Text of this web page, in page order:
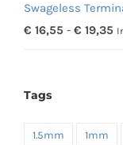
Swageless
€ 16,55 - € 19,35
Tags
1.5mm 1mm